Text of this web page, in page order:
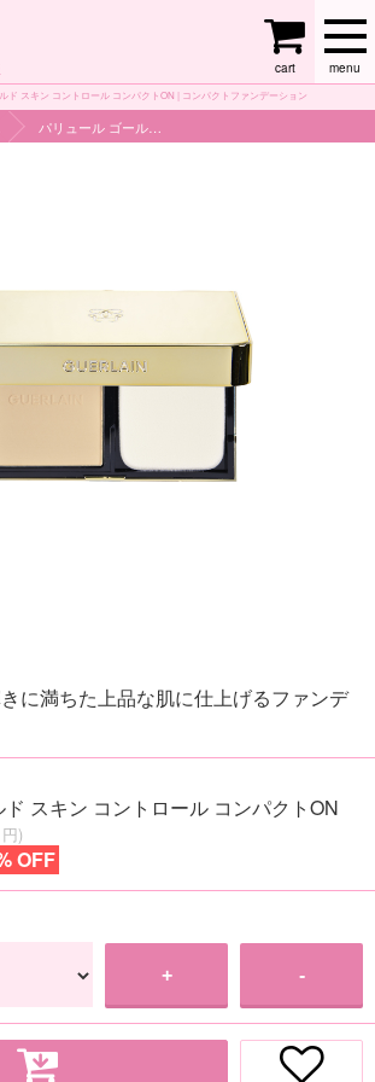
menu
cart
ド スキン コントロール コンパクトON | コンパクトファンデーション
に満ちた上品な肌に仕上げるファンデ
スキン コントロール コンパクトON
円)
OFF
+ -